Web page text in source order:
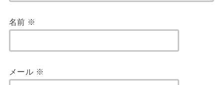
名前 ※
メール ※